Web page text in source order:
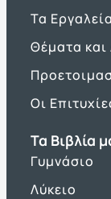
Τα
Θέματα
Οι
Τα Βιβλία
Γυμνάσιο
Λύκειο